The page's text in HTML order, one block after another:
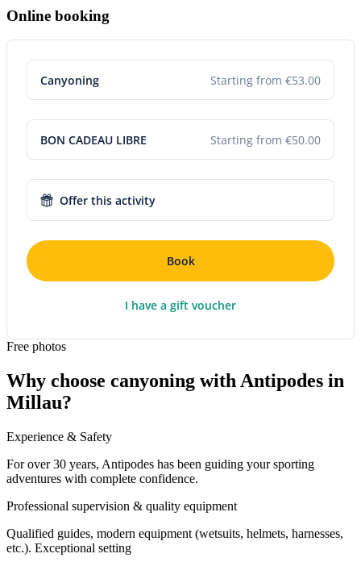
Online booking
Canyoning Starting from €53.00
BON CADEAU LIBRE Starting from €50.00
Offer this activity
Book
I have a gift voucher
Free photos
Why choose canyoning with Antipodes in
Millau?
Experience & Safety
For over 30 years, Antipodes has been guiding your sporting
adventures with complete confidence.
Professional supervision & quality equipment
Qualified guides, modern equipment (wetsuits, helmets, harnesses,
etc.). Exceptional setting